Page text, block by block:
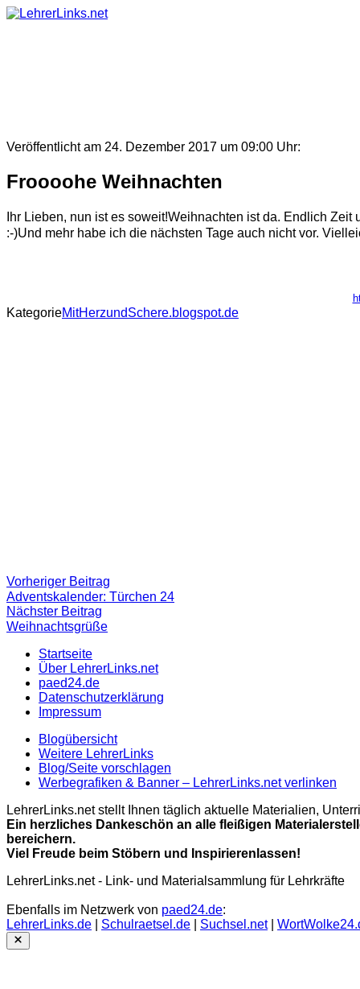
Skip
Veröffentlicht am 24. Dezember 2017 um 09:00 Uhr:
Froooohe Weihnachten
Ihr Lieben, nun ist es soweit!Weihnachten ist da. Endlich
:-)Und mehr habe ich die nächsten Tage auch nicht vor.
KategorieMitHerzundSchere.blogspot.de
Beitragsnavigation
Vorheriger Beitrag
Beitrag:
Adventskalender: Türchen 24
Nächster Beitrag
Beitrag
Weihnachtsgrüße
Startseite
Über LehrerLinks.net
paed24.de
Datenschutzerklärung
Impressum
Blogübersicht
Weitere LehrerLinks
Blog/Seite vorschlagen
Werbegrafiken & Banner – LehrerLinks.net verlinken
LehrerLinks.net stellt Ihnen täglich aktuelle Materialien,
Ein herzliches Dankeschön an alle fleißigen
bereichern.
Viel Freude beim Stöbern und Inspirierenlassen!
LehrerLinks.net - Link- und Materialsammlung für Lehrkräfte
Ebenfalls im Netzwerk von paed24.de:
LehrerLinks.de
Schulraetsel.de Suchsel.net|
Close